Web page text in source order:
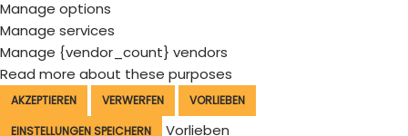
Manage options
Manage services
Manage {vendor_count} vendors
Read more about these purposes
AKZEPTIEREN VERWERFEN
VORLIEBEN
EINSTELLUNGEN SPEICHERN
Vorlieben